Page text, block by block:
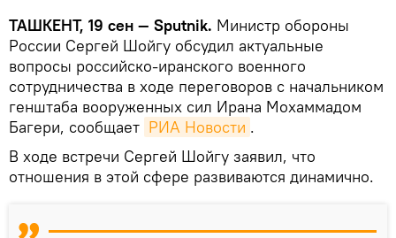
ТАШКЕНТ, 19 сен — Sputnik. Министр обороны
России Сергей Шойгу обсудил актуальные
вопросы российско-иранского военного
сотрудничества в ходе переговоров с начальником
генштаба вооруженных сил Ирана Мохаммадом
Багери, сообщает РИА Новости .
В ходе встречи Сергей Шойгу заявил, что
отношения в этой сфере развиваются динамично.